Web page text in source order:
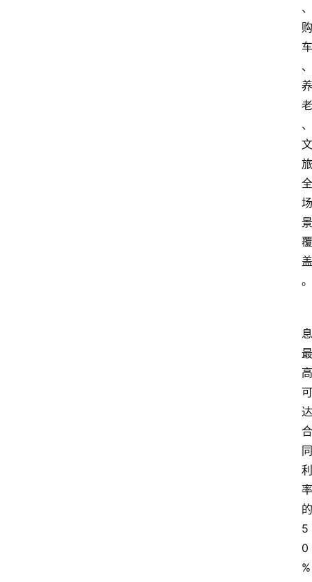
、
购
车
、
养
老
、
文
旅
全
场
景
覆
盖
。
息
最
高
可
达
合
同
利
率
的
5
0
%